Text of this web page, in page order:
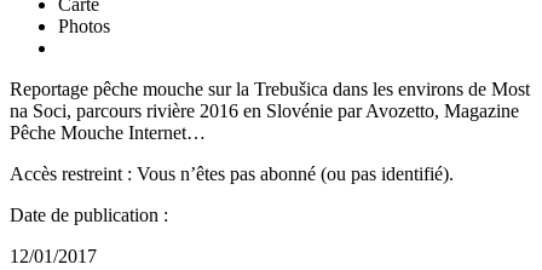
Photos
Reportage pêche mouche sur la Trebušica dans les environs de Most
na Soci, parcours rivière 2016 en Slovénie par Avozetto, Magazine
Pêche Mouche Internet…
Accès restreint : Vous n’êtes pas abonné (ou pas identifié).
Date de publication :
12/01/2017